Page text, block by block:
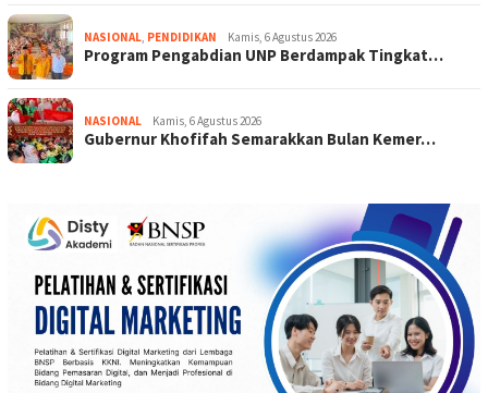
NASIONAL, PENDIDIKAN Kamis, 6 Agustus 2026
Program Pengabdian UNP Berdampak Tingkat…
NASIONAL Kamis, 6 Agustus 2026
Gubernur Khofifah Semarakkan Bulan Kemer…